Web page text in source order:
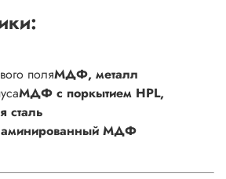
поляМДФ, металл
МДФ с поркытием HPL,
сталь
МДФ